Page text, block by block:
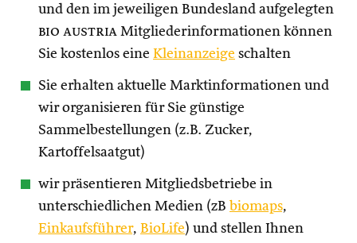
und den im jeweiligen Bundesland aufgelegten
bio austria Mitgliederinformationen können
Sie kostenlos eine Kleinanzeige schalten
Sie erhalten aktuelle Marktinformationen und
wir organisieren für Sie günstige
Sammelbestellungen (z.B. Zucker,
Kartoffelsaatgut)
wir präsentieren Mitgliedsbetriebe in
unterschiedlichen Medien (zB biomaps,
Einkaufsführer, BioLife) und stellen Ihnen